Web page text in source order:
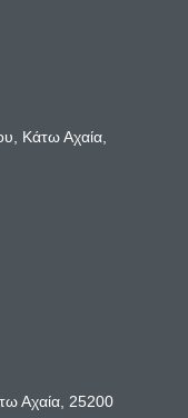
Κάτω Αχαία,
Αχαία, 25200